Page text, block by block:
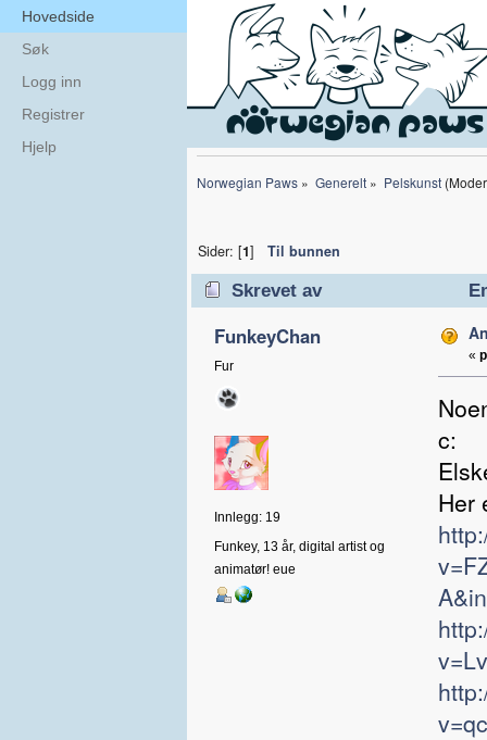
Hovedside
Søk
Logg inn
Registrer
Hjelp
Norwegian Paws » Generelt» Pelskunst
Sider: [1] Til bunnen
Skrevet av
FunkeyChan
Fur
Innlegg: 19
Funkey, 13 år, digital artist og
animatør! eue
«
c:
Her